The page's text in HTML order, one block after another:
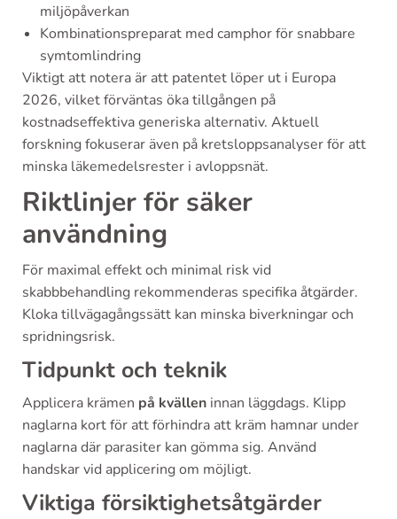
miljöpåverkan
Kombinationspreparat med camphor för snabbare
symtomlindring
Viktigt att notera är att patentet löper ut i Europa
2026, vilket förväntas öka tillgången på
kostnadseffektiva generiska alternativ. Aktuell
forskning fokuserar även på kretsloppsanalyser för att
minska läkemedelsrester i avloppsnät.
Riktlinjer för säker
användning
För maximal effekt och minimal risk vid
skabbbehandling rekommenderas specifika åtgärder.
Kloka tillvägagångssätt kan minska biverkningar och
spridningsrisk.
Tidpunkt och teknik
Applicera krämen på kvällen innan läggdags. Klipp
naglarna kort för att förhindra att kräm hamnar under
naglarna där parasiter kan gömma sig. Använd
handskar vid applicering om möjligt.
Viktiga försiktighetsåtgärder